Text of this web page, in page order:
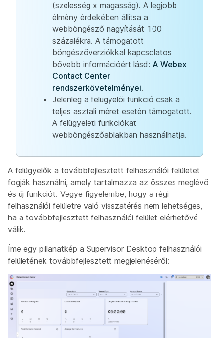
(szélesség x magasság). A legjobb
élmény érdekében állítsa a
webböngésző nagyítását 100
százalékra. A támogatott
böngészőverziókkal kapcsolatos
bővebb információért lásd: A Webex
Contact Center
rendszerkövetelményei.
Jelenleg a felügyelői funkció csak a
teljes asztali méret esetén támogatott.
A felügyeleti funkciókat
webböngészőablakban használhatja.
A felügyelők a továbbfejlesztett felhasználói felületet
fogják használni, amely tartalmazza az összes meglévő
és új funkciót. Vegye figyelembe, hogy a régi
felhasználói felületre való visszatérés nem lehetséges,
ha a továbbfejlesztett felhasználói felület elérhetővé
válik.
Íme egy pillanatkép a Supervisor Desktop felhasználói
felületének továbbfejlesztett megjelenéséről: